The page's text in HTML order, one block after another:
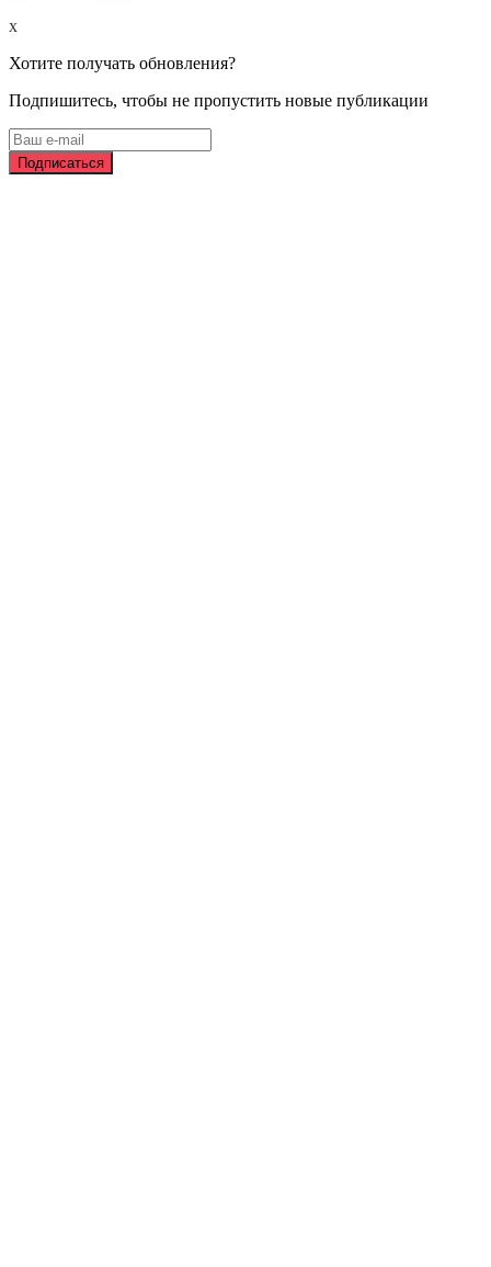
x
Хотите получать обновления?
Подпишитесь, чтобы не пропустить новые публикации